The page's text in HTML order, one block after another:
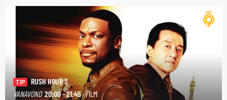
TIP
RUSH HOUR 3
VANAVOND 20:00 - 21:45· FILM